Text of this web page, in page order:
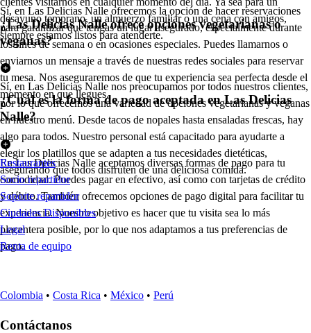
desayuno temprano, un almuerzo familiar o una cena con amigos,
siempre estamos listos para atenderte.
Sí, en Las Delicias Nalle ofrecemos la opción de hacer reservaciones
para garantizar que tengas un lugar asegurado, especialmente durante
los fines de semana o en ocasiones especiales. Puedes llamarnos o
enviarnos un mensaje a través de nuestras redes sociales para reservar
tu mesa. Nos aseguraremos de que tu experiencia sea perfecta desde el
momento en que llegues.
¿Las Delicias Nalle ofrece opciones vegetarianas o
veganas?
Sí, en Las Delicias Nalle nos preocupamos por todos nuestros clientes,
por lo que ofrecemos una variedad de opciones vegetarianas y veganas
en nuestro menú. Desde tacos de nopales hasta ensaladas frescas, hay
algo para todos. Nuestro personal está capacitado para ayudarte a
elegir los platillos que se adapten a tus necesidades dietéticas,
asegurando que todos disfruten de una deliciosa comida.
¿Cuál es la forma de pago aceptada en Las Delicias
Nalle?
En Las Delicias Nalle aceptamos diversas formas de pago para tu
comodidad. Puedes pagar en efectivo, así como con tarjetas de crédito
y débito. También ofrecemos opciones de pago digital para facilitar tu
experiencia. Nuestro objetivo es hacer que tu visita sea lo más
placentera posible, por lo que nos adaptamos a tus preferencias de
pago.
Restaurantes
Socio repartidor
Soporte repartidor
Ciudades Disponibles
Legal
Renta de equipo
Colombia • Costa Rica • México • Perú
Contáctanos